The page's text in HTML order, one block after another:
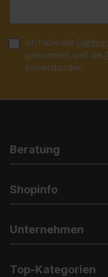
Ich habe die
genommen und die
einverstanden.
Beratung
Shopinfo
Unternehmen
Top-Kategorien